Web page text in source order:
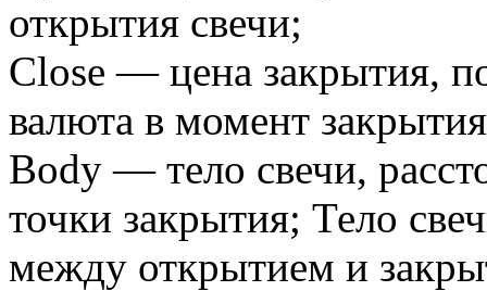
открытия свечи;
Close — цена закрытия,
валюта в момент
Body — тело свечи,
точки закрытия; Тело
между открытием и